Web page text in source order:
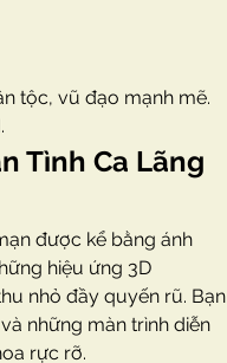
tộc, vũ đạo mạnh mẽ.
Tình Ca Lãng
được kể bằng ánh
hiệu ứng 3D
nhỏ đầy quyến rũ. Bạn
những màn trình diễn
rực rỡ.